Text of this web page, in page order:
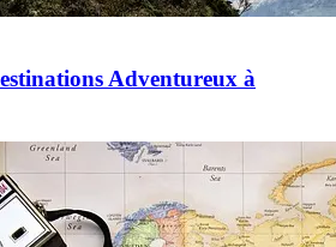
Adventureux à